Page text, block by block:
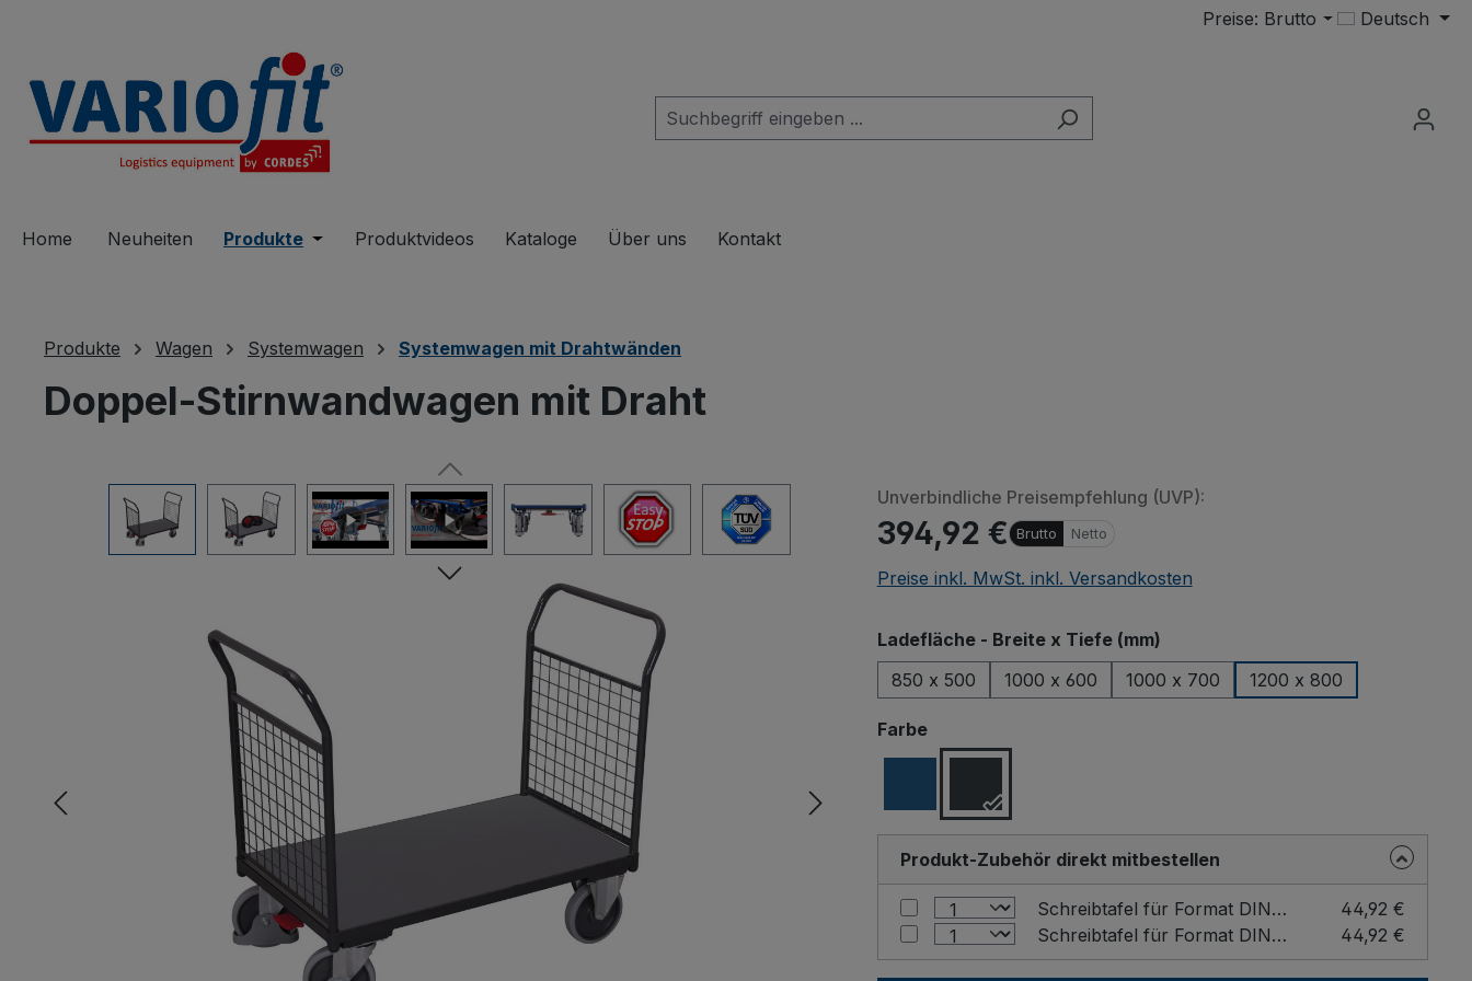
Preise: Brutto Deutsch
Home Neuheiten Produkte Öffne oder Schließe das Dropdown der Kategorie Produkte
Produktvideos Kataloge Über uns Kontakt
Produkte Wagen Systemwagen Systemwagen mit Drahtwänden
Doppel-Stirnwandwagen mit Draht
Bildergalerie überspringen Unverbindliche Preisempfehlung (UVP):
394,92 € Brutto Netto
Preise inkl. MwSt. inkl. Versandkosten
Ladefläche - Breite x Tiefe (mm)auswählen
850 x 500
1000 x 600 1000 x 700 1200 x 800
Farbeauswählen
Produkt-Zubehör direkt mitbestellen
Schreibtafel für Format DIN A4 Farbe: Grau / Format: DIN A4 hoch
44,92 €
Schreibtafel für Format DIN A4 Farbe: Grau / Format: DIN A4 quer
44,92 €